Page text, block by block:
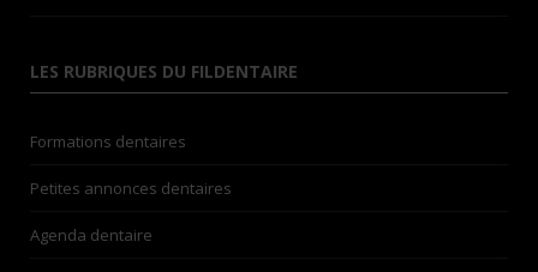
LES RUBRIQUES DU FILDENTAIRE
Formations dentaires
Petites annonces dentaires
Agenda dentaire